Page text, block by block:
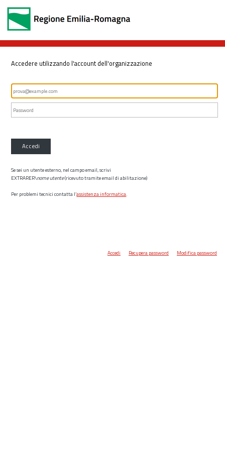
Accedere utilizzando l'account dell'organizzazione
Accedi
Se sei un utente esterno, nel campo email, scrivi
EXTRARER\nome utente(ricevuto tramite email di abilitazione)
Per problemi tecnici contatta l’assistenza informatica.
Accedi Recupera password Modifica password